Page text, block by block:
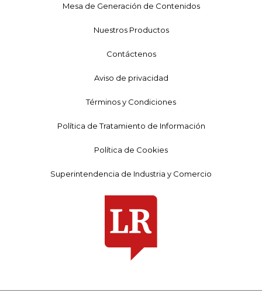
Mesa de Generación de Contenidos
Nuestros Productos
Contáctenos
Aviso de privacidad
Términos y Condiciones
Política de Tratamiento de Información
Política de Cookies
Superintendencia de Industria y Comercio